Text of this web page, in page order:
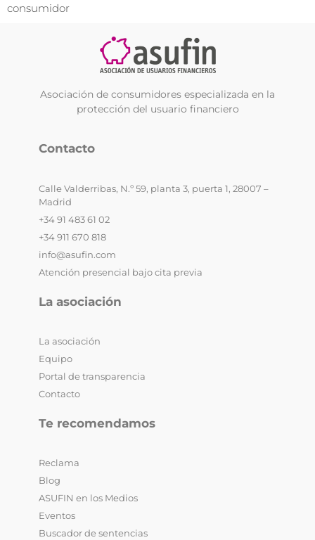
consumidor
Asociación de consumidores especializada en la
protección del usuario financiero
Contacto
Calle Valderribas, N.º 59, planta 3, puerta 1, 28007 –
Madrid
+34 91 483 61 02
+34 911 670 818
info@asufin.com
Atención presencial bajo cita previa
La asociación
La asociación
Equipo
Portal de transparencia
Contacto
Te recomendamos
Reclama
Blog
ASUFIN en los Medios
Eventos
Buscador de sentencias